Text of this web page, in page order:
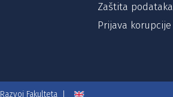
Zaštita podataka
Prijava korupcije
Razvoj Fakulteta